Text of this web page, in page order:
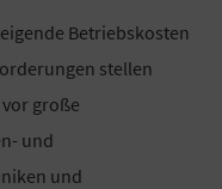
Betriebskosten
stellen
große
und
und